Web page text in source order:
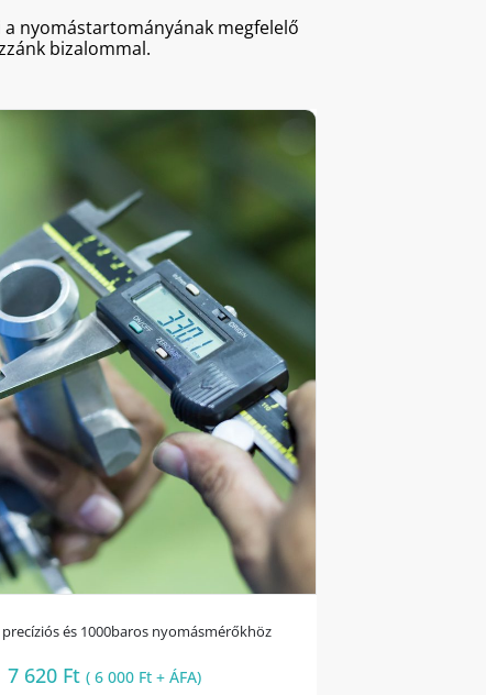
nyomástartományának megfelelő
bizalommal.
precíziós és 1000baros nyomásmérőkhöz
7 620 Ft ( 6 000 Ft+ ÁFA)